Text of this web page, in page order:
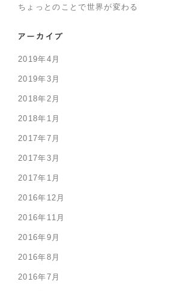
ちょっとのことで世界が変わる
2019年4月
2019年3月
2018年2月
2018年1月
2017年7月
2017年3月
2017年1月
2016年12月
2016年11月
2016年9月
2016年8月
2016年7月